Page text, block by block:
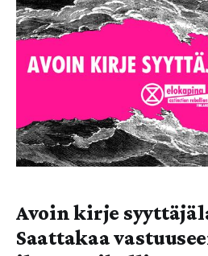
maista, joita nykyisin nimitetään
globaaliksi eteläksi. Nälkä, väestön heikot elinolosuhteet ja
Avoin kirje
Saattakaa